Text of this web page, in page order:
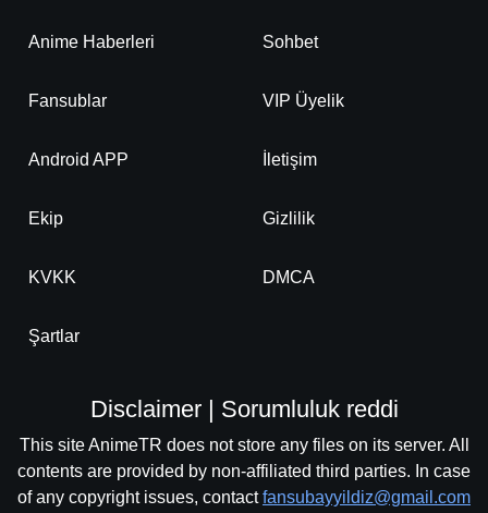
Anime Haberleri Sohbet
Fansublar VIP Üyelik
Android APP İletişim
Ekip Gizlilik
KVKK DMCA
Şartlar
Disclaimer | Sorumluluk reddi
This site AnimeTR does not store any files on its server. All
contents are provided by non-affiliated third parties. In case
of any copyright issues, contactfansubayyildiz@gmail.com